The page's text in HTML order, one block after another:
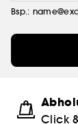
Bsp.:
Click